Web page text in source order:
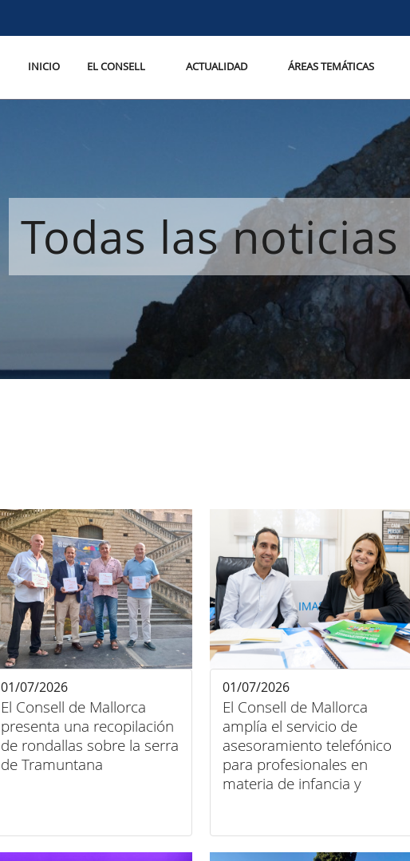
INICIO EL CONSELL ACTUALIDAD ÁREAS TEMÁTICAS
Todas las noticias
El Consell de Mallorca
presenta una recopilación
de rondallas sobre la serra
de Tramuntana
01/07/2026
El Consell de Mallorca
amplía el servicio de
asesoramiento telefónico
para profesionales en
materia de infancia y
01/07/2026